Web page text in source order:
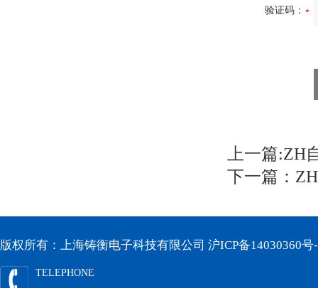
验证码：
上一篇:ZH
下一篇：
版权所有：上海铸衡电子科技有限公司 沪ICP备14030360号
TELEPHONE